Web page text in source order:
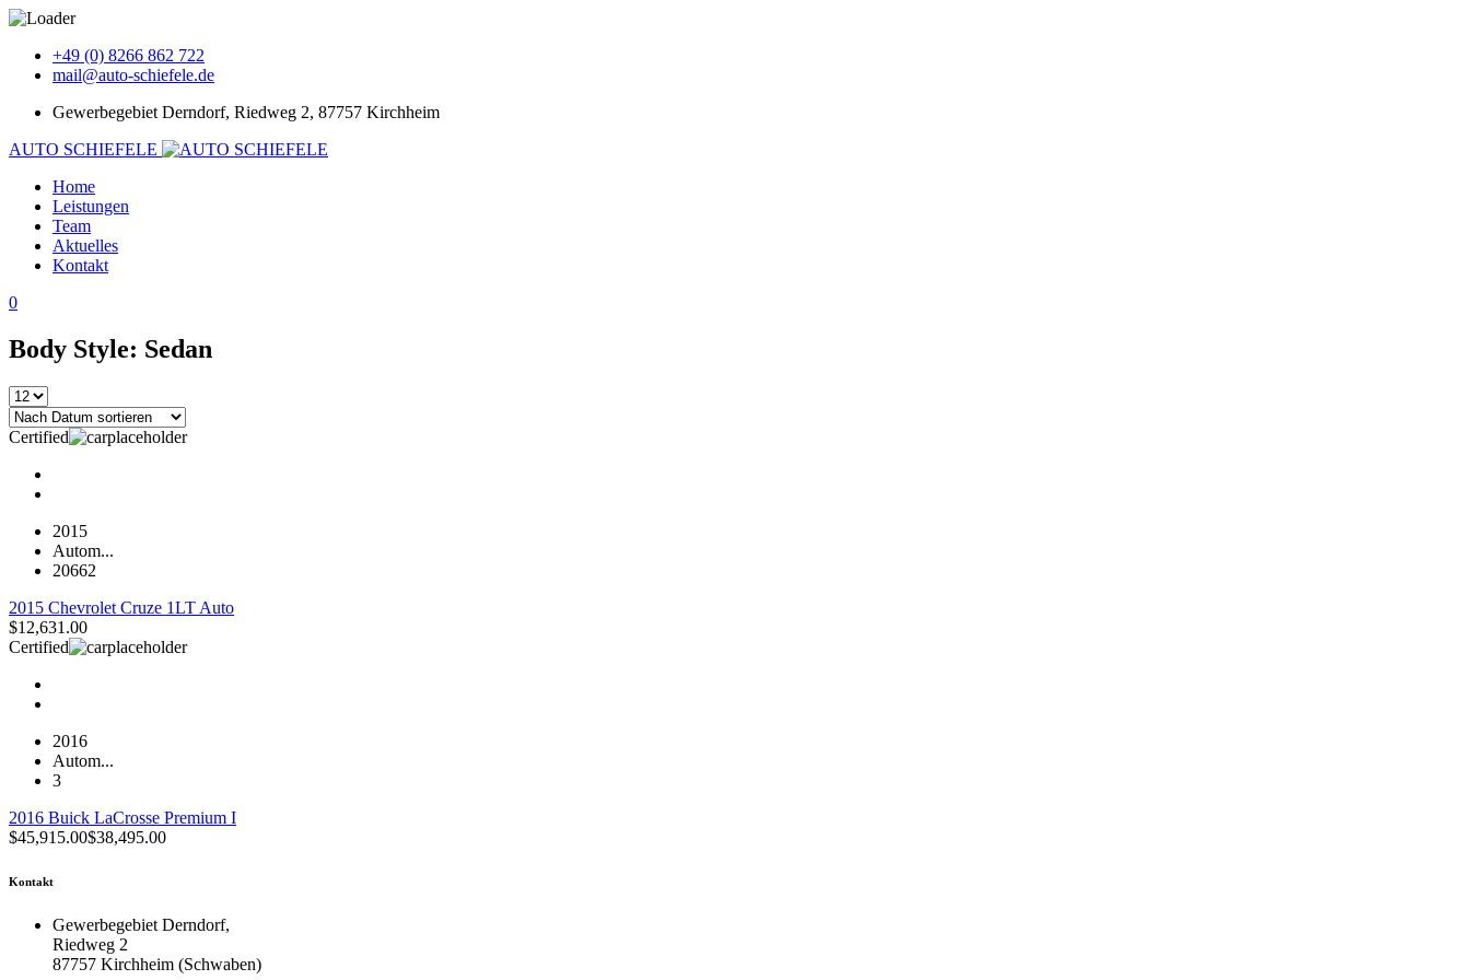
+49 (0) 8266 862 722
mail@auto-schiefele.de
Gewerbegebiet Derndorf, Riedweg 2, 87757 Kirchheim
AUTO SCHIEFELE
Home
Leistungen
Team
Aktuelles
Kontakt
0
Body Style: Sedan
Certified
2015
Autom...
20662
2015 Chevrolet Cruze 1LT Auto
$12,631.00
Certified
2016
Autom...
3
2016 Buick LaCrosse Premium I
$45,915.00$38,495.00
Kontakt
Gewerbegebiet Derndorf,
Riedweg 2
87757 Kirchheim (Schwaben)